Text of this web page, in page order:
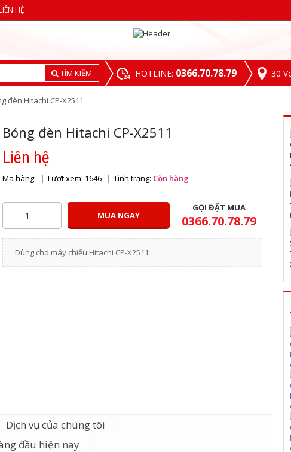
LIÊN HỆ
TÌM KIẾM HOTLINE: 0366.70.78.79 30
đèn Hitachi CP-X2511
Bóng đèn Hitachi CP-X2511
Liên hệ
Mã hàng: Lượt xem: 1646 Tình trạng: Còn hàng
MUA NGAY
GỌI ĐẶT MUA
0366.70.78.79
Dùng cho máy chiếu Hitachi CP-X2511
Dịch vụ của chúng tôi
đầu hiện nay